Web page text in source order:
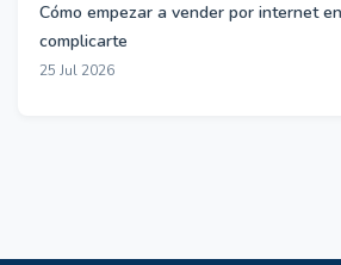
Cómo empezar a vender por internet
complicarte
25 Jul 2026